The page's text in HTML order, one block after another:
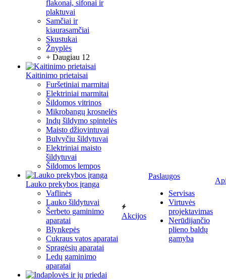
flakonai, sifonai ir
plaktuvai
Samčiai ir
kiaurasamčiai
Skustukai
Žnyplės
+ Daugiau 12
Kaitinimo prietaisai
Furšetiniai marmitai
Elektriniai marmitai
Šildomos vitrinos
Mikrobangų krosnelės
Indų šildymo spintelės
Maisto džiovintuvai
Bulvyčiu šildytuvai
Elektriniai maisto
šildytuvai
Šildomos lempos
Lauko prekybos įranga
Vaflinės
Lauko šildytuvai
Šerbeto gaminimo
aparatai
Blynkepės
Cukraus vatos aparatai
Spragėsių aparatai
Ledų gaminimo
aparatai
Akcijos
Paslaugos
Servisas
Virtuvės
projektavimas
Nerūdijančio
plieno baldų
gamyba